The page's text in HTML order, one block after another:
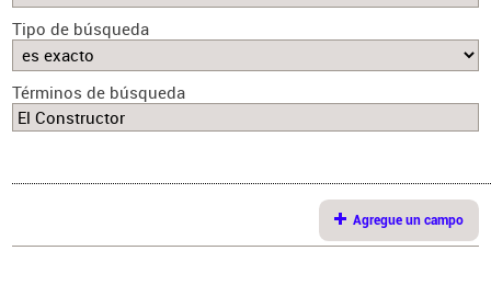
Tipo de búsqueda
Términos de búsqueda
Agregue un campo